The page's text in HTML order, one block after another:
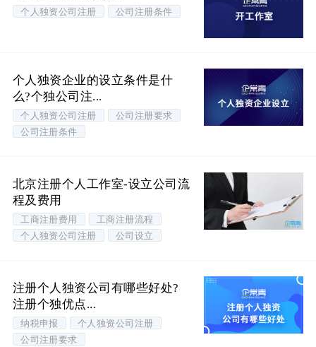
个人独资公司注册 公司注册条件
个人独资企业的设立条件是什
么?个独公司注...
个人独资公司注册
公司注册要求
公司注册条件
北京注册个人工作室-设立公司流
程及费用
工商注册费用
工商注册流程
个人独资公司注册
公司设立
注册个人独资公司有哪些好处?
注册个独优点...
纳税申报
个人独资公司注册
公司注册要求